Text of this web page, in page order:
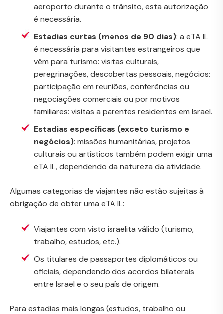
aeroporto durante o trânsito, esta autorização
é necessária.
Estadias curtas (menos de 90 dias): a eTA IL
é necessária para visitantes estrangeiros que
vêm para turismo: visitas culturais,
peregrinações, descobertas pessoais, negócios:
participação em reuniões, conferências ou
negociações comerciais ou por motivos
familiares: visitas a parentes residentes em Israel.
Estadias específicas (exceto turismo e
negócios): missões humanitárias, projetos
culturais ou artísticos também podem exigir uma
eTA IL, dependendo da natureza da atividade.
Algumas categorias de viajantes não estão sujeitas à
obrigação de obter uma eTA IL:
Viajantes com visto israelita válido (turismo,
trabalho, estudos, etc.).
Os titulares de passaportes diplomáticos ou
oficiais, dependendo dos acordos bilaterais
entre Israel e o seu país de origem.
Para estadias mais longas (estudos, trabalho ou